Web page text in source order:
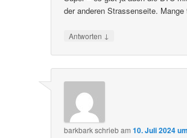
der anderen Strassenseite. Mange
Antworten ↓
barkbarkschriebam10. Juli 2024